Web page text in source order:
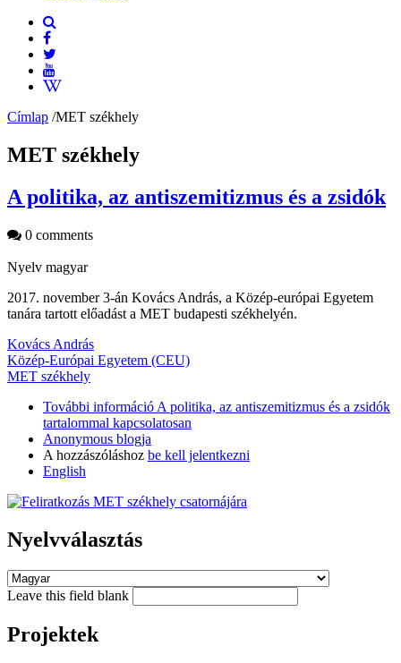
Címlap /MET székhely
MET székhely
A politika, az antiszemitizmus és a zsidók
0 comments
Nyelv magyar
2017. november 3-án Kovács András, a Közép-európai Egyetem
tanára tartott előadást a MET budapesti székhelyén.
Kovács András
Közép-Európai Egyetem (CEU)
MET székhely
További információ A politika, az antiszemitizmus és a zsidók
tartalommal kapcsolatosan
Anonymous blogja
A hozzászóláshoz be kell jelentkezni
English
Nyelvválasztás
Leave this field blank
Projektek